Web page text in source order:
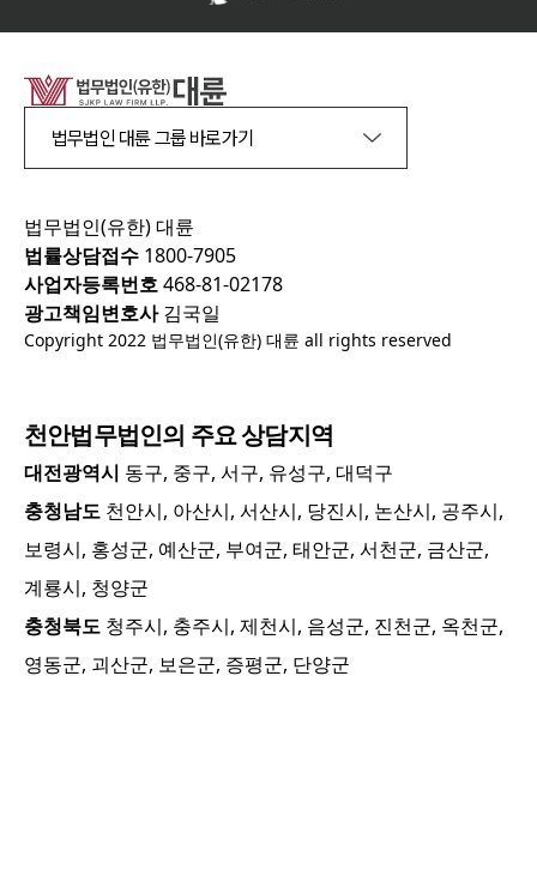
법무법인 대륜 그룹 바로가기
법무법인(유한) 대륜
법률상담접수 1800-7905
사업자등록번호468-81-02178
광고책임변호사김국일
Copyright 2022 법무법인(유한) 대륜 all rights reserved
천안법무법인의 주요 상담지역
대전광역시 동구, 중구, 서구, 유성구, 대덕구
충청남도 천안시, 아산시, 서산시, 당진시, 논산시, 공주시,
보령시, 홍성군, 예산군, 부여군, 태안군, 서천군, 금산군,
계룡시, 청양군
충청북도 청주시, 충주시, 제천시, 음성군, 진천군, 옥천군,
영동군, 괴산군, 보은군, 증평군, 단양군